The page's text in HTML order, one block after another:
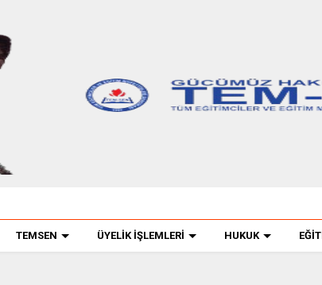
TEMSEN ÜYELİK İŞLEMLERİ HUKUK